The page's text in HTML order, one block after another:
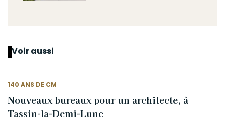
Voir aussi
140 ANS DE CM
Nouveaux bureaux pour un architecte, à
Tassin-la-Demi-Lune